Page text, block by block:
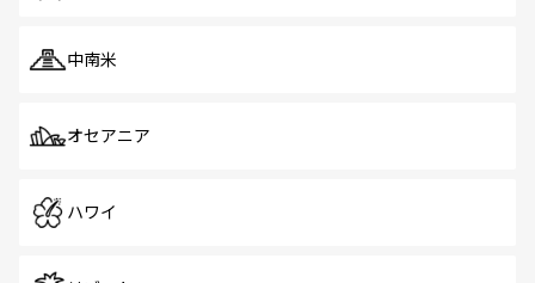
中南米
オセアニア
ハワイ